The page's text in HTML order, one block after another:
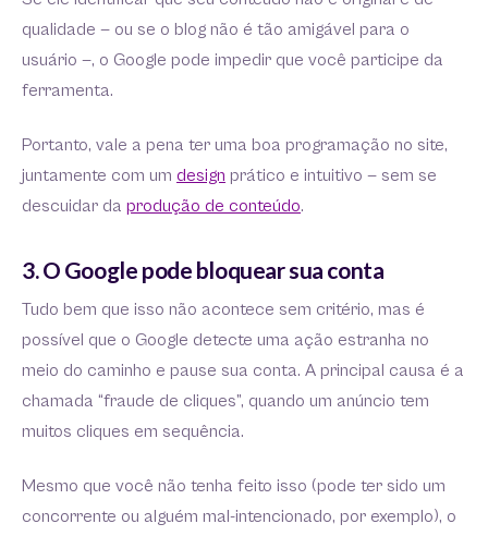
qualidade — ou se o blog não é tão amigável para o
usuário —, o Google pode impedir que você participe da
ferramenta.
Portanto, vale a pena ter uma boa programação no site,
juntamente com um design prático e intuitivo — sem se
descuidar da produção de conteúdo.
3. O Google pode bloquear sua conta
Tudo bem que isso não acontece sem critério, mas é
possível que o Google detecte uma ação estranha no
meio do caminho e pause sua conta. A principal causa é a
chamada “fraude de cliques”, quando um anúncio tem
muitos cliques em sequência.
Mesmo que você não tenha feito isso (pode ter sido um
concorrente ou alguém mal-intencionado, por exemplo), o